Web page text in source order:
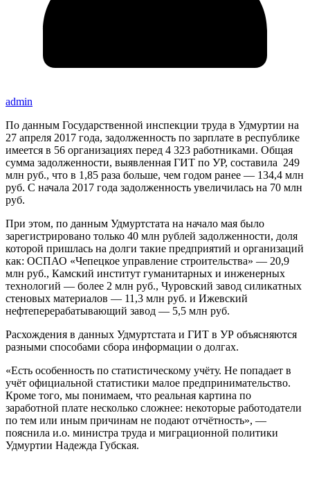
admin
По данным Государственной инспекции труда в Удмуртии на
27 апреля 2017 года, задолженность по зарплате в республике
имеется в 56 организациях перед 4 323 работниками. Общая
сумма задолженности, выявленная ГИТ по УР, составила 249
млн руб., что в 1,85 раза больше, чем годом ранее — 134,4 млн
руб. С начала 2017 года задолженность увеличилась на 70 млн
руб.
При этом, по данным Удмуртстата на начало мая было
зарегистрировано только 40 млн рублей задолженности, доля
которой пришлась на долги такие предприятий и организаций
как: ОСПАО «Чепецкое управление строительства» — 20,9
млн руб., Камский институт гуманитарных и инженерных
технологий — более 2 млн руб., Чуровский завод силикатных
стеновых материалов — 11,3 млн руб. и Ижевский
нефтеперерабатывающий завод — 5,5 млн руб.
Расхождения в данных Удмуртстата и ГИТ в УР объясняются
разными способами сбора информации о долгах.
«Есть особенность по статистическому учёту. Не попадает в
учёт официальной статистики малое предпринимательство.
Кроме того, мы понимаем, что реальная картина по
заработной плате несколько сложнее: некоторые работодатели
по тем или иным причинам не подают отчётность», —
пояснила и.о. министра труда и миграционной политики
Удмуртии Надежда Губская.